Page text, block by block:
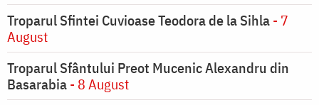
Troparul Sfintei Cuvioase Teodora de la Sihla- 7
August
Troparul Sfântului Preot Mucenic Alexandru din
Basarabia- 8 August